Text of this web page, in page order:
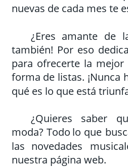
nuevas de cada mes te
¿Eres amante de
también! Por eso
para ofrecerte la mejor
forma de listas. ¡Nunca
qué es lo que está
¿Quieres saber
moda? Todo lo que
las novedades
nuestra página web.